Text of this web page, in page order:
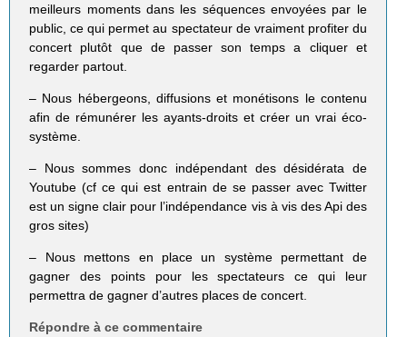
meilleurs moments dans les séquences envoyées par le
public, ce qui permet au spectateur de vraiment profiter du
concert plutôt que de passer son temps a cliquer et
regarder partout.
– Nous hébergeons, diffusions et monétisons le contenu
afin de rémunérer les ayants-droits et créer un vrai éco-
système.
– Nous sommes donc indépendant des désidérata de
Youtube (cf ce qui est entrain de se passer avec Twitter
est un signe clair pour l’indépendance vis à vis des Api des
gros sites)
– Nous mettons en place un système permettant de
gagner des points pour les spectateurs ce qui leur
permettra de gagner d’autres places de concert.
Répondre à ce commentaire